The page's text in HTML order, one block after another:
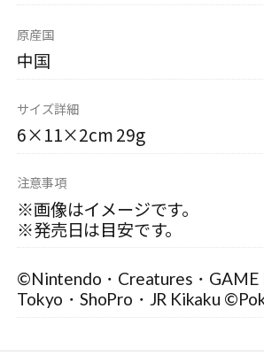
原産国
中国
サイズ詳細
6×11×2cm 29g
注意事項
※画像はイメージです。
※発売日は目安です。
©Nintendo・Creatures・GAME
Tokyo・ShoPro・JR Kikaku